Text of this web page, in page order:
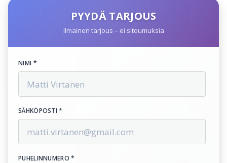
PYYDÄ TARJOUS
Ilmainen tarjous – ei sitoumuksia
NIMI *
SÄHKÖPOSTI *
PUHELINNUMERO *